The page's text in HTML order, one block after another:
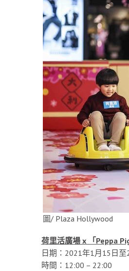
圖/ Plaza Hollywood
荷里活廣場 x 「Peppa
日期：2021年1月15日至
時間：12:00 – 22:00